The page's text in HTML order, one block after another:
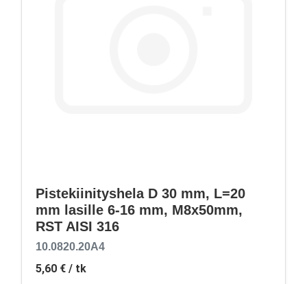
Pistekiinityshela D 30 mm, L=20
mm lasille 6-16 mm, M8x50mm,
RST AISI 316
10.0820.20A4
5,60 € / tk